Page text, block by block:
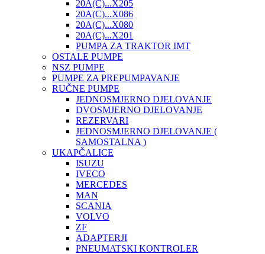
20A(C)...X205
20A(C)...X086
20A(C)...X080
20A(C)...X201
PUMPA ZA TRAKTOR IMT
OSTALE PUMPE
NSZ PUMPE
PUMPE ZA PREPUMPAVANJE
RUČNE PUMPE
JEDNOSMJERNO DJELOVANJE
DVOSMJERNO DJELOVANJE
REZERVARI
JEDNOSMJERNO DJELOVANJE (
SAMOSTALNA )
UKAPČALICE
ISUZU
IVECO
MERCEDES
MAN
SCANIA
VOLVO
ZF
ADAPTERJI
PNEUMATSKI KONTROLER